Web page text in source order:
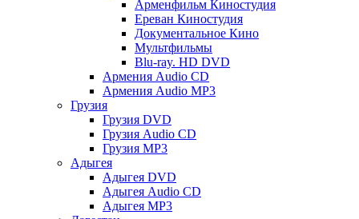
Арменфильм Киностудия
Ереван Киностудия
Документальное Кино
Мультфильмы
Blu-ray. HD DVD
Армения Audio CD
Армения Audio MP3
Грузия
Грузия DVD
Грузия Audio CD
Грузия MP3
Адыгея
Адыгея DVD
Адыгея Audio CD
Адыгея MP3